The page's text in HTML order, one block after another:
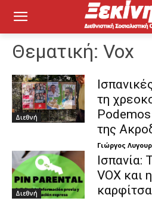
Θεματική: Vox
Διεθνή
τη
της
Γιώργος
Διεθνή
Ισπανία:
VOX και